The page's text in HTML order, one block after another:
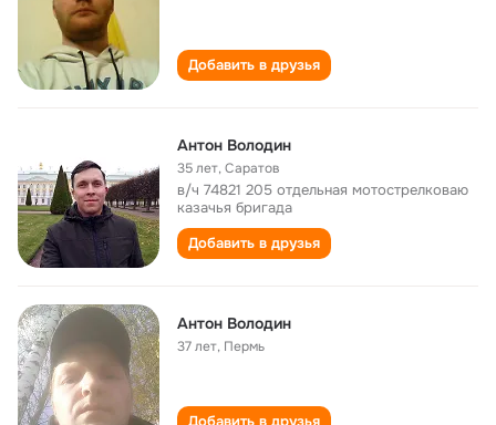
Добавить в друзья
Антон Володин
35 лет,Саратов
в/ч 74821 205 отдельная мотострелковаю
казачья бригада
Добавить в друзья
Антон Володин
37 лет, Пермь
Добавить в друзья